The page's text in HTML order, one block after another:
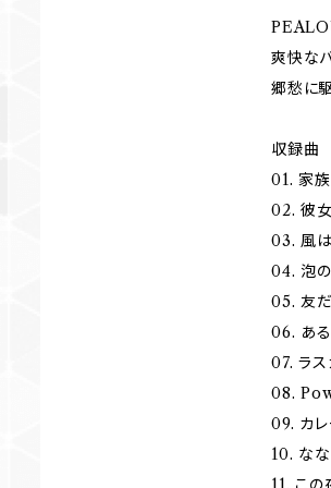
爽快な
郷愁に
収録曲
01. 家族
02. 彼
03. 風
04. 泡
05. 友
06. あ
07. ラス
08.
09. カレ
10. な